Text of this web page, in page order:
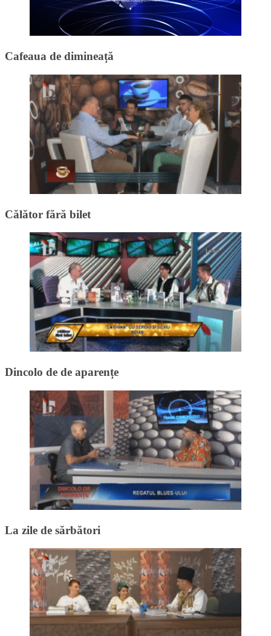
Cafeaua de dimineață
Călător fără bilet
Dincolo de de aparențe
La zile de sărbători